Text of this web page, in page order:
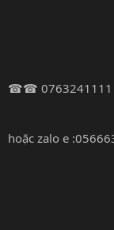
☎☎ 0763241111
hoặc zalo e